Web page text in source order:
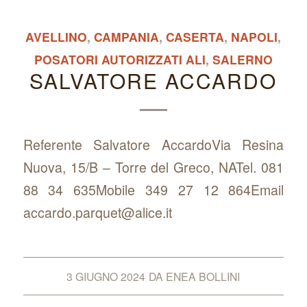
AVELLINO,CAMPANIA,CASERTA, NAPOLI,
POSATORI AUTORIZZATI ALI, SALERNO
SALVATORE ACCARDO
Referente Salvatore AccardoVia Resina
Nuova, 15/B – Torre del Greco, NATel. 081
88 34 635Mobile 349 27 12 864Email
accardo.parquet@alice.it
3 GIUGNO 2024 DA ENEA BOLLINI